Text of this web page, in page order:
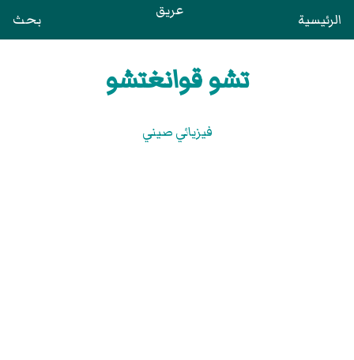
الرئيسية عريق بحث
تشو قوانغتشو
فيزيائي صيني